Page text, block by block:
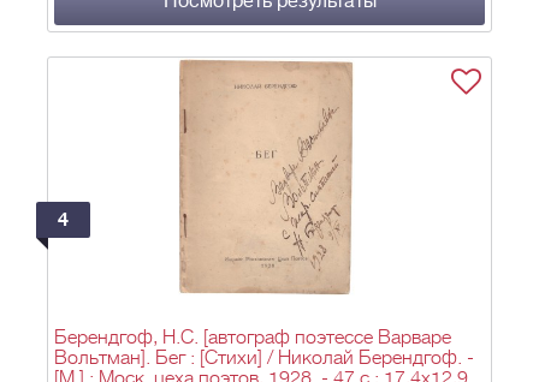
4
Берендгоф, Н.С. [автограф поэтессе Варваре
Вольтман]. Бег : [Стихи] / Николай Берендгоф. -